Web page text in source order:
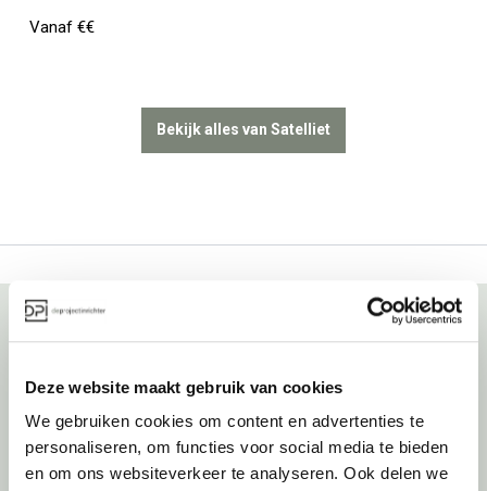
Deze website maakt gebruik van cookies
We gebruiken cookies om content en advertenties te
personaliseren, om functies voor social media te bieden
en om ons websiteverkeer te analyseren. Ook delen we
Vanaf €€
Bekijk alles van Satelliet
Als grootste onafhankelijke projectinrichter én expert op het gebied
van de beste werkomgeving zetten we ons dagelijks met veel
passie en enthousiasme in om juist dat voor onze klanten te
realiseren: de allerbeste werkomgeving. En dat doen we niet alleen